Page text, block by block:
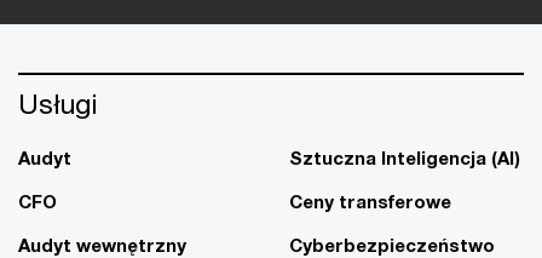
Usługi
Audyt
CFO
Audyt wewnętrzny
Sztuczna Inteligencja (AI)
Ceny transferowe
Cyberbezpieczeństwo